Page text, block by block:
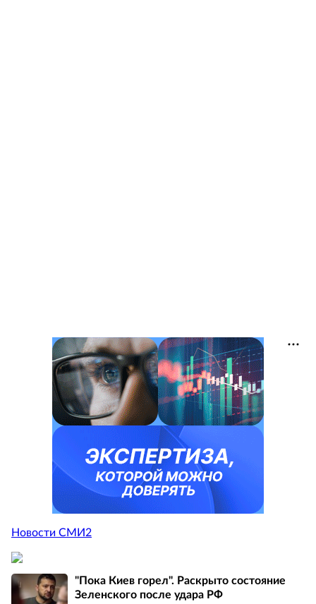
Новости СМИ2
"Пока Киев горел". Раскрыто состояние
Зеленского после удара РФ